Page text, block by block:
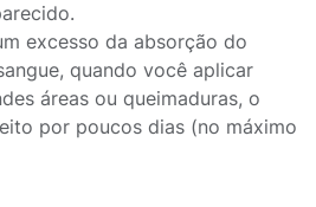
excesso da absorção do
quando você aplicar
áreas ou queimaduras, o
por poucos dias (no máximo